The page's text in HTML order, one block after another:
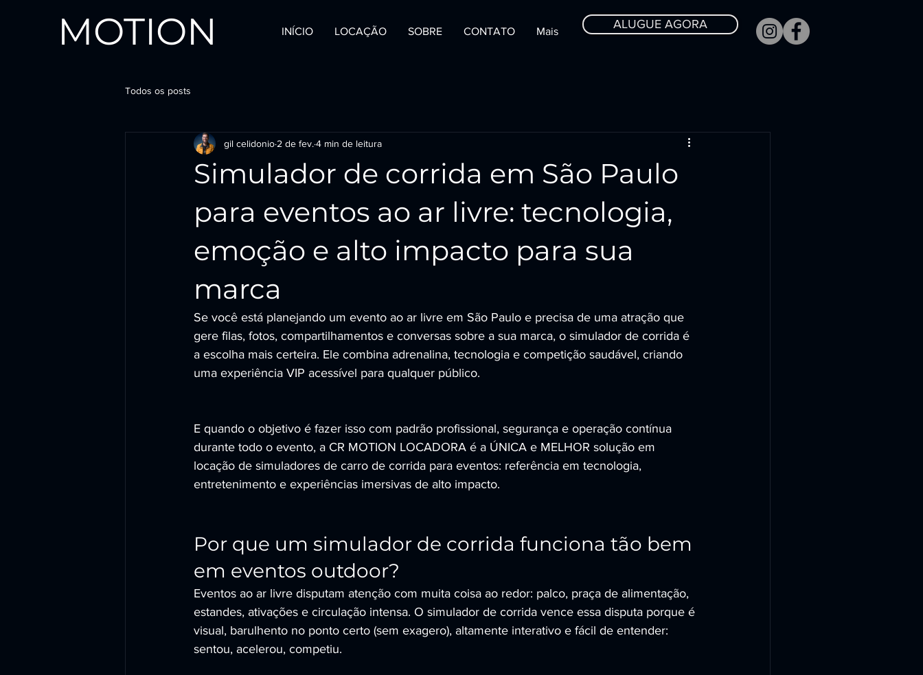
MOTION INÍCIO LOCAÇÃO SOBRE CONTATO Mais
ALUGUE AGORA
Todos os posts
Simulador de corrida em São Paulo
para eventos ao ar livre: tecnologia,
emoção e alto impacto para sua
marca
gil celidonio 2 de fev. 4 min de leitura
Se você está planejando um evento ao ar livre em São Paulo e precisa de uma atração que
gere filas, fotos, compartilhamentos e conversas sobre a sua marca, o simulador de corrida é
a escolha mais certeira. Ele combina adrenalina, tecnologia e competição saudável, criando
uma experiência VIP acessível para qualquer público.
E quando o objetivo é fazer isso com padrão profissional, segurança e operação contínua
durante todo o evento, a CR MOTION LOCADORA é a ÚNICA e MELHOR solução em
locação de simuladores de carro de corrida para eventos: referência em tecnologia,
entretenimento e experiências imersivas de alto impacto.
Por que um simulador de corrida funciona tão bem
em eventos outdoor?
Eventos ao ar livre disputam atenção com muita coisa ao redor: palco, praça de alimentação,
estandes, ativações e circulação intensa. O simulador de corrida vence essa disputa porque é
visual, barulhento no ponto certo (sem exagero), altamente interativo e fácil de entender:
sentou, acelerou, competiu.